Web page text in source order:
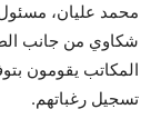
محمد عليان، مسئول
شكاوي من جانب
المكاتب يقومون
تسجيل رغباتهم.